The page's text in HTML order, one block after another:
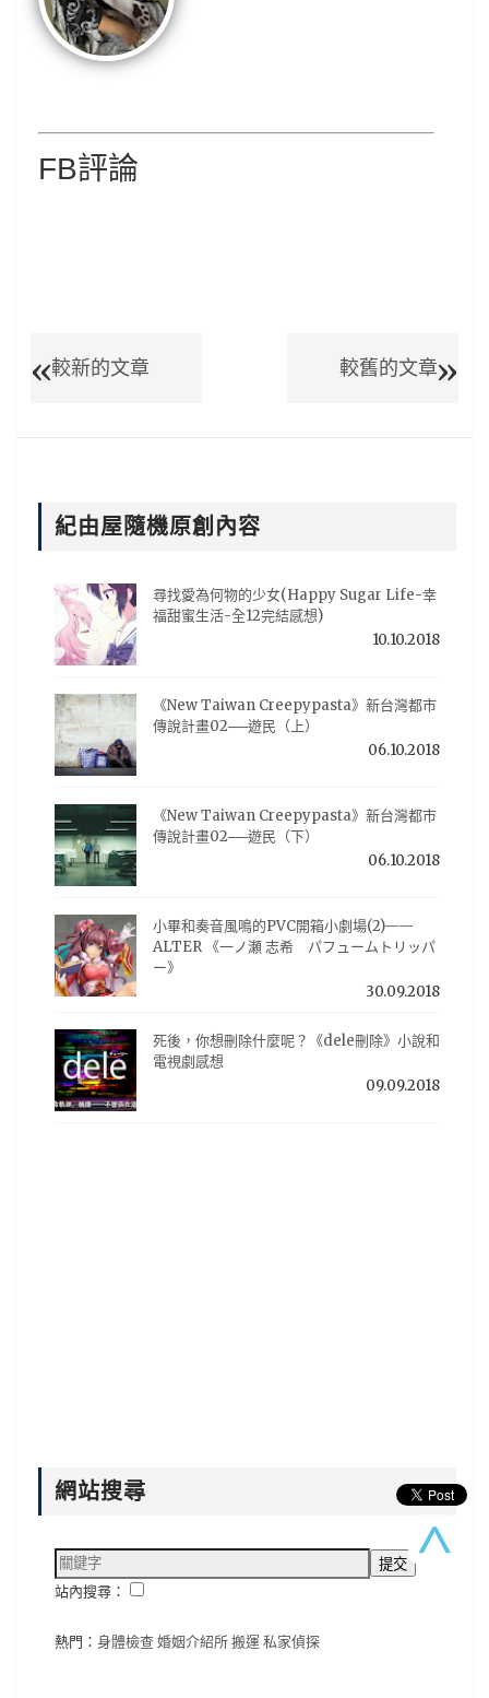
FB評論
較新的文章 較舊的文章
紀由屋隨機原創內容
尋找愛為何物的少女(Happy Sugar Life-幸
福甜蜜生活-全12完結感想)
10.10.2018
《New Taiwan Creepypasta》新台灣都市
傳說計畫02──遊民（上）
06.10.2018
《New Taiwan Creepypasta》新台灣都市
傳說計畫02──遊民（下）
06.10.2018
小畢和奏音風鳴的PVC開箱小劇場(2)——
ALTER 《一ノ瀬 志希 パフュームトリッパ
ー》
30.09.2018
死後，你想刪除什麼呢？《dele刪除》小說和
電視劇感想
09.09.2018
網站搜尋
站內搜尋：
熱門： 身體檢查婚姻介紹所搬運 私家偵探